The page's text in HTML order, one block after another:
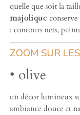
quelle que soit la
majolique
: contours nets,
ZOOM SUR
• olive
un décor lumineux
ambiance douce et